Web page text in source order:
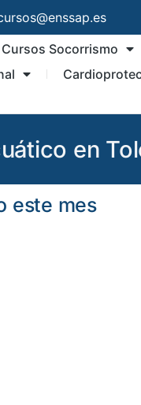
Cursos Socorrismo
en
este mes